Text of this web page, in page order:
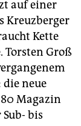
auf einer
Kreuzberger
Kette
Torsten Groß
neue
Magazin
bis